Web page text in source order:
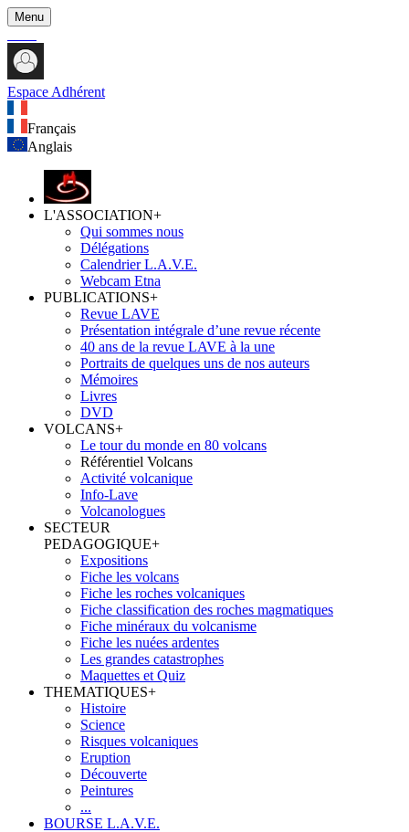
Menu
Espace Adhérent
Français
Anglais
L'ASSOCIATION+
Qui sommes nous
Délégations
Calendrier L.A.V.E.
Webcam Etna
PUBLICATIONS+
Revue LAVE
Présentation intégrale d’une revue récente
40 ans de la revue LAVE à la une
Portraits de quelques uns de nos auteurs
Mémoires
Livres
DVD
VOLCANS+
Le tour du monde en 80 volcans
Référentiel Volcans
Activité volcanique
Info-Lave
Volcanologues
SECTEUR
PEDAGOGIQUE+
Expositions
Fiche les volcans
Fiche les roches volcaniques
Fiche classification des roches magmatiques
Fiche minéraux du volcanisme
Fiche les nuées ardentes
Les grandes catastrophes
Maquettes et Quiz
THEMATIQUES+
Histoire
Science
Risques volcaniques
Eruption
Découverte
Peintures
...
BOURSE L.A.V.E.